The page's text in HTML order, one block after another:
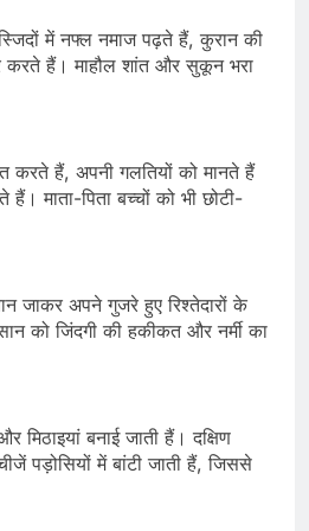
में नफ्ल नमाज पढ़ते हैं, कुरान की
हैं। माहौल शांत और सुकून भरा
हैं, अपनी गलतियों को मानते हैं
माता-पिता बच्चों को भी छोटी-
जाकर अपने गुजरे हुए रिश्तेदारों के
को जिंदगी की हकीकत और नर्मी का
मिठाइयां बनाई जाती हैं। दक्षिण
पड़ोसियों में बांटी जाती हैं, जिससे